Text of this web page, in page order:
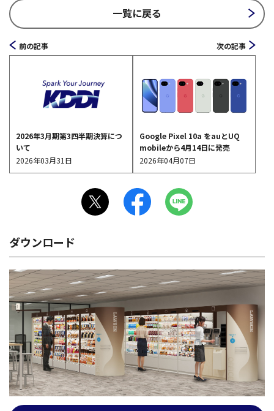
一覧に戻る
前の記事
2026年3月期第3四半期決算につ
いて
2026年03月31日
次の記事
Google Pixel 10a をauとUQ
mobileから4月14日に発売
2026年04月07日
ダウンロード